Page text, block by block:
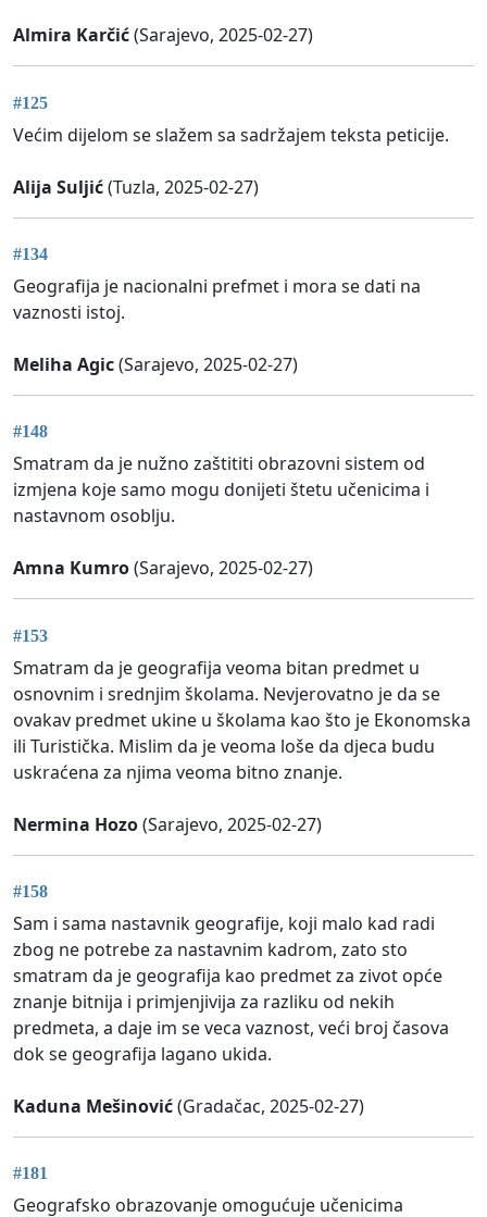
Almira Karčić(Sarajevo, 2025-02-27)
#125
Većim dijelom se slažem sa sadržajem teksta peticije.
Alija Suljić(Tuzla, 2025-02-27)
#134
Geografija je nacionalni prefmet i mora se dati na
vaznosti istoj.
Meliha Agic(Sarajevo, 2025-02-27)
#148
Smatram da je nužno zaštititi obrazovni sistem od
izmjena koje samo mogu donijeti štetu učenicima i
nastavnom osoblju.
Amna Kumro(Sarajevo, 2025-02-27)
#153
Smatram da je geografija veoma bitan predmet u
osnovnim i srednjim školama. Nevjerovatno je da se
ovakav predmet ukine u školama kao što je Ekonomska
ili Turistička. Mislim da je veoma loše da djeca budu
uskraćena za njima veoma bitno znanje.
Nermina Hozo(Sarajevo, 2025-02-27)
#158
Sam i sama nastavnik geografije, koji malo kad radi
zbog ne potrebe za nastavnim kadrom, zato sto
smatram da je geografija kao predmet za zivot opće
znanje bitnija i primjenjivija za razliku od nekih
predmeta, a daje im se veca vaznost, veći broj časova
dok se geografija lagano ukida.
Kaduna Mešinović(Gradačac, 2025-02-27)
#181
Geografsko obrazovanje omogućuje učenicima